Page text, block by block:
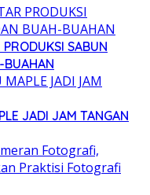
SABUN
BUAHAN
JADI JAM TANGAN